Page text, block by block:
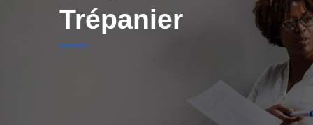
Trépanier